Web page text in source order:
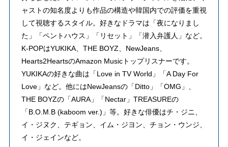
ャストの知名度よりも作品の構造や韓国内での評価を重視
して視聴するスタイル。好きなドラマは「夜になりまし
た」「ペントハウス」「リセット」「潜入弁護人」など。
K-POPはYUKIKA、THE BOYZ、NewJeans、
Hearts2HeartsのAmazon Musicトップリスナーです。
YUKIKAの好きな曲は「Love in TV World」「A Day For
Love」など。他にはNewJeansの「Ditto」「OMG」、
THE BOYZの「AURA」「Nectar」TREASUREの
「B.O.M.B (kaboom ver.)」等。好きな俳優はチ・ジニ、
イ・ジヌク、テギョン、イム・ジヨン、チョン・ウンジ、
イ・ジェインなど。